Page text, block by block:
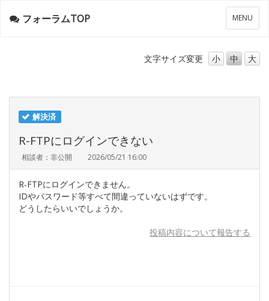
メ
ニ
ー
MENU
フォーラムTOP
文字サイズ変更 小 中 大
解決済
R-FTPにログインできない
相談者：非公開 2026/05/21 16:00
R-FTPにログインできません。
IDやパスワード等すべて間違っていないはずです。
どうしたらいいでしょうか。
投稿内容について報告する